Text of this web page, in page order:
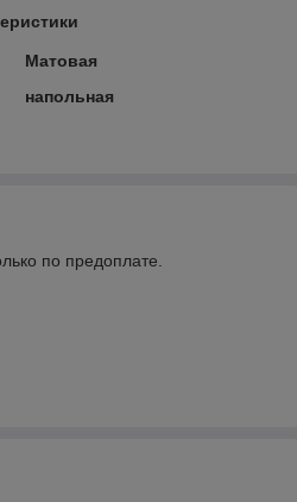
Матовая
напольная
по предоплате.